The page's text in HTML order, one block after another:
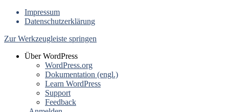
Impressum
Datenschutzerklärung
Zur Werkzeugleiste springen
Über WordPress
WordPress.org
Dokumentation (engl.)
Learn WordPress
Support
Feedback